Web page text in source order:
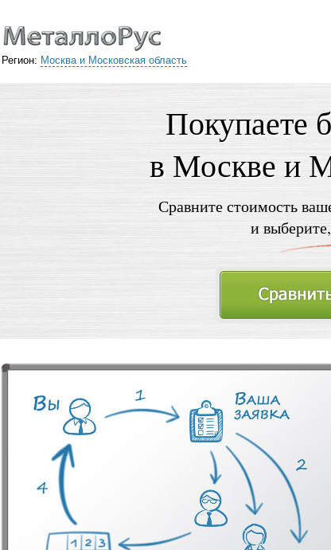
Регион: Москва и Московская область
Покупаете
в Москве и
Сравните стоимость
и